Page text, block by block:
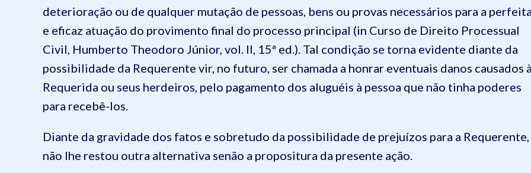
deterioração ou de qualquer mutação de pessoas, bens ou provas necessários para a
e eficaz atuação do provimento final do processo principal (in Curso de Direito Processual
Civil, Humberto Theodoro Júnior, vol. II, 15ª ed.). Tal condição se torna evidente diante da
possibilidade da Requerente vir, no futuro, ser chamada a honrar eventuais danos causados
Requerida ou seus herdeiros, pelo pagamento dos aluguéis à pessoa que não tinha poderes
para recebê-los.
Diante da gravidade dos fatos e sobretudo da possibilidade de prejuízos para a Requerente,
não lhe restou outra alternativa senão a propositura da presente ação.